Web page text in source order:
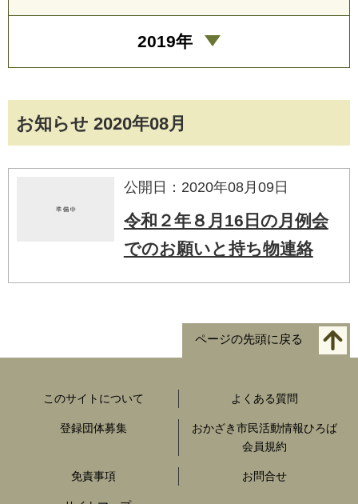
お知らせ 2020年08月
公開日：2020年08月09日
令和２年８月16日の月例会
でのお願いと持ち物連絡
2019年
ページの先頭に戻る
このサイトについて よくある質問
登録団体募集
おかざき市民活動情報ひろば
会員規約
免責事項 お問合せ